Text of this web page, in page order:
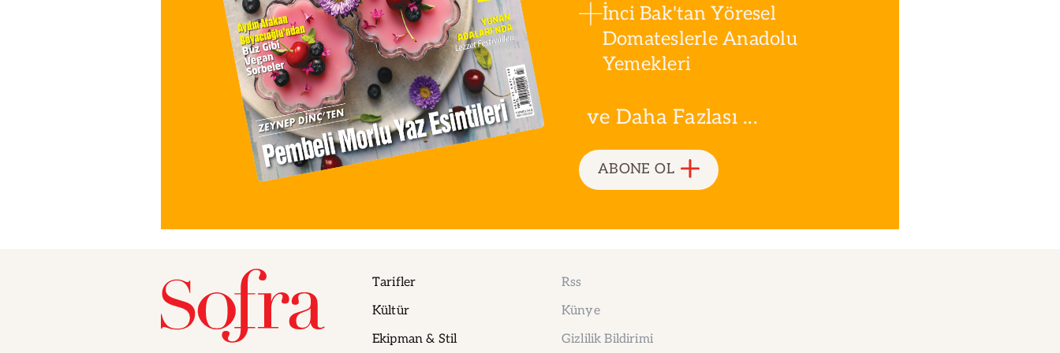
kombinasyonu sizler için
sıraladık:
İnci Bak'tan Yöresel
Domateslerle Anadolu
Yemekleri
ve Daha Fazlası ...
ABONE OL
Tarifler
Kültür
Ekipman & Stil
Rss
Künye
Gizlilik Bildirimi